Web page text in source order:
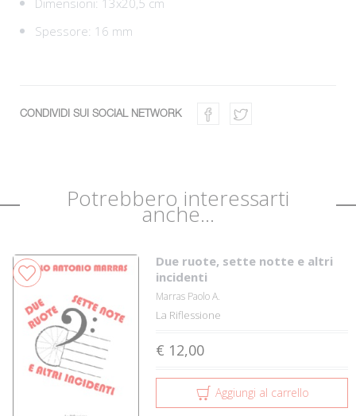
Dimensioni: 13x20,5 cm
Spessore: 16 mm
CONDIVIDI SUI SOCIAL NETWORK
Potrebbero interessarti
anche...
Due ruote, sette notte e altri
incidenti
Marras Paolo A.
La Riflessione
€ 12,00
Aggiungi al carrello